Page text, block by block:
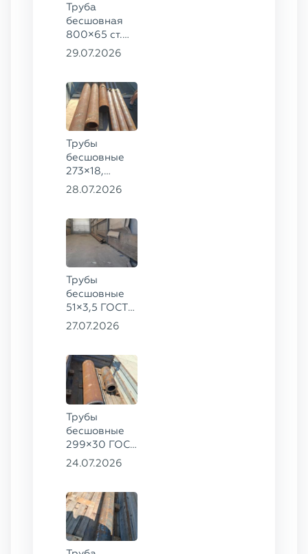
Труба
бесшовная
800×65 ст.
17ГС
29.07.2026
Трубы
бесшовные
273×18,
168×12 ГОСТ
28.07.2026
Трубы
бесшовные
51×3,5 ГОСТ
8732-78, ст.
27.07.2026
Трубы
бесшовные
299×30 ГОСТ
8732-78, ст.
78, ст.
30ХГСА
24.07.2026